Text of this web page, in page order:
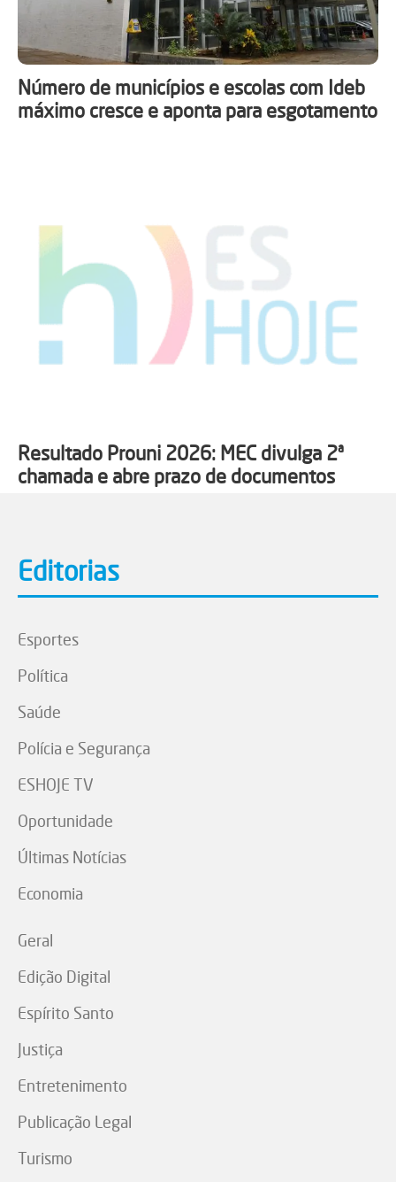
Número de municípios e escolas com Ideb
máximo cresce e aponta para esgotamento
Resultado Prouni 2026: MEC divulga 2ª
chamada e abre prazo de documentos
Editorias
Esportes
Política
Saúde
Polícia e Segurança
ESHOJE TV
Oportunidade
Últimas Notícias
Economia
Geral
Edição Digital
Espírito Santo
Justiça
Entretenimento
Publicação Legal
Turismo